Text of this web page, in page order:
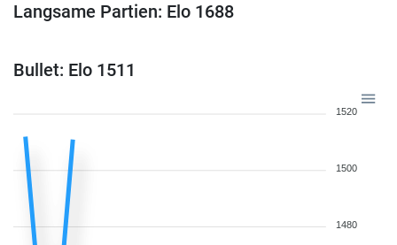
Langsame Partien: Elo 1688
Bullet: Elo 1511
1520
1500
1480